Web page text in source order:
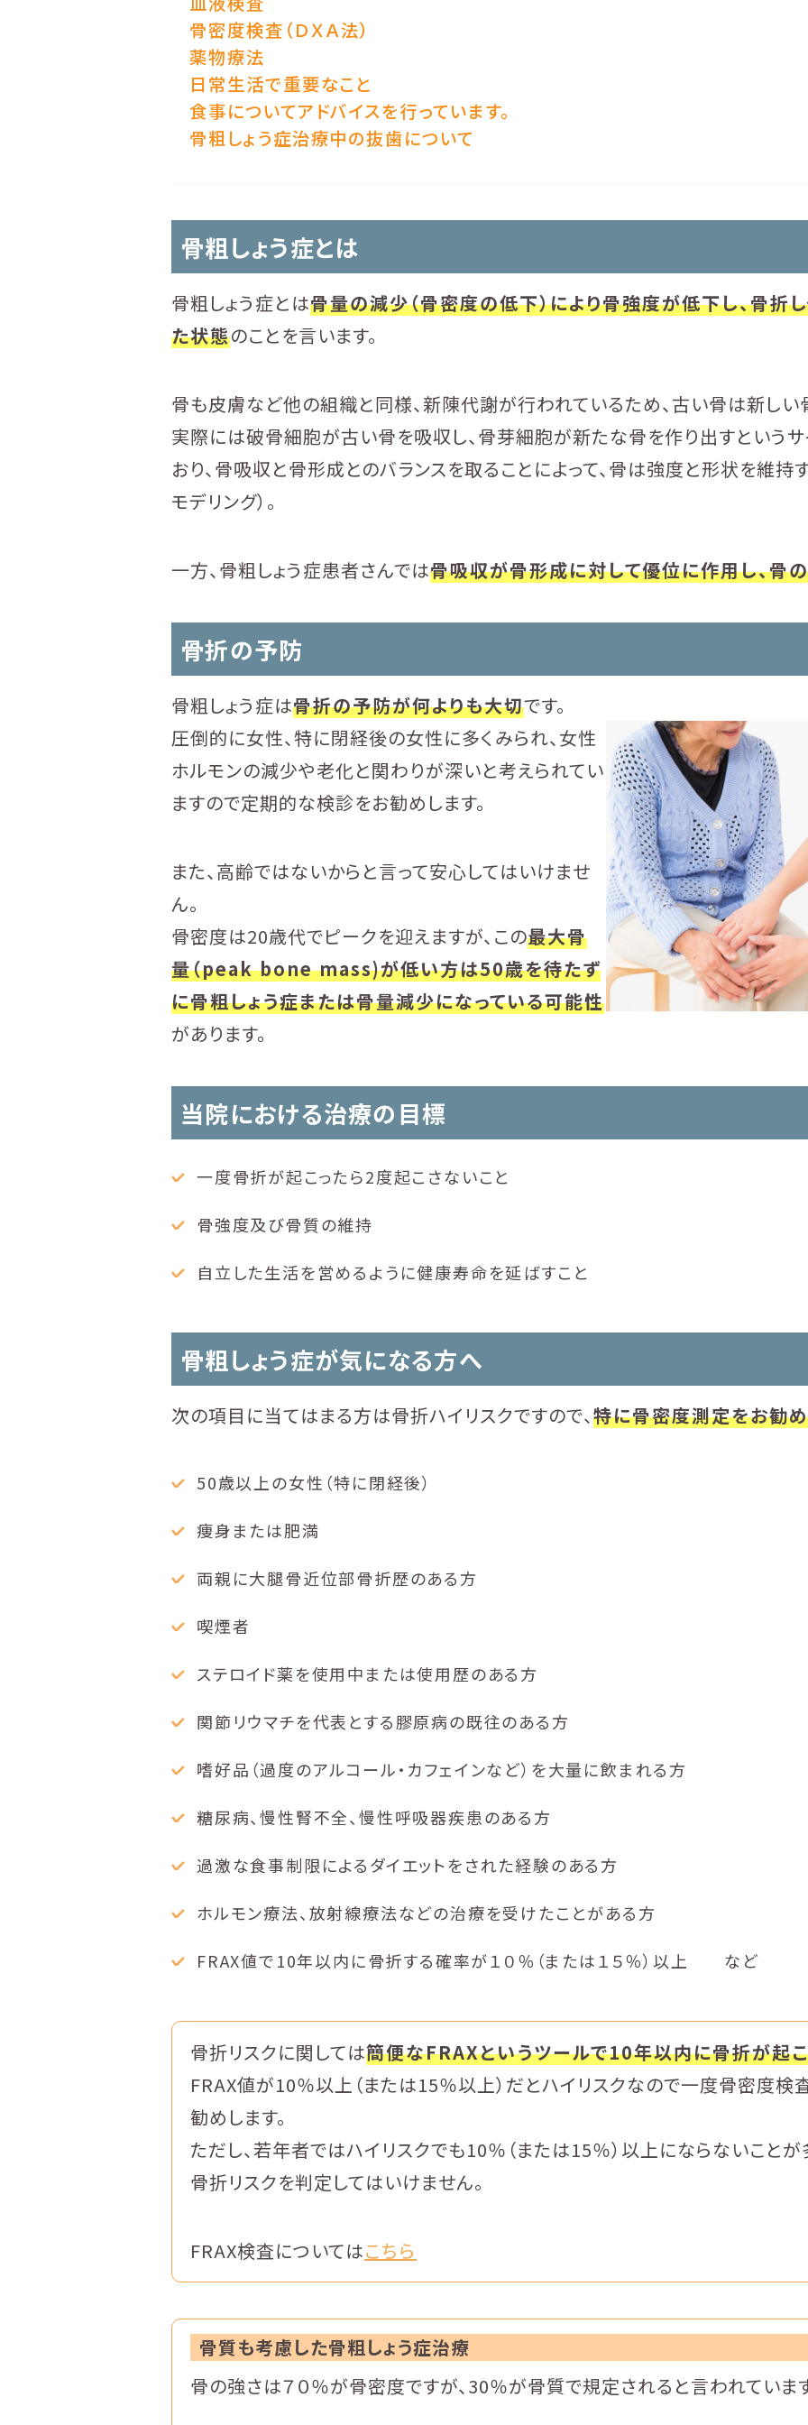
骨密度検査（ＤＸＡ法）
薬物療法
日常生活で重要なこと
食事についてアドバイスを行っています。
骨粗しょう症治療中の抜歯について
骨粗しょう症とは
骨粗しょう症とは骨量の減少（骨密度の低下）により骨強度が低下し、骨折
た状態のことを言います。
骨も皮膚など他の組織と同様、新陳代謝が行われているため、古い骨は新しい
実際には破骨細胞が古い骨を吸収し、骨芽細胞が新たな骨を作り出すという
おり、骨吸収と骨形成とのバランスを取ることによって、骨は強度と形状を維持
モデリング）。
一方、骨粗しょう症患者さんでは骨吸収が骨形成に対して優位に作用し、骨
骨折の予防
骨粗しょう症は骨折の予防が何よりも大切です。
圧倒的に女性、特に閉経後の女性に多くみられ、女性
ホルモンの減少や老化と関わりが深いと考えられてい
ますので定期的な検診をお勧めします。
また、高齢ではないからと言って安心してはいけませ
ん。
骨密度は20歳代でピークを迎えますが、この最大骨
量（peak bone mass)が低い方は50歳を待たず
に骨粗しょう症または骨量減少になっている可能性
があります。
当院における治療の目標
一度骨折が起こったら2度起こさないこと
骨強度及び骨質の維持
自立した生活を営めるように健康寿命を延ばすこと
骨粗しょう症が気になる方へ
次の項目に当てはまる方は骨折ハイリスクですので、特に骨密度測定をお勧め
50歳以上の女性（特に閉経後）
痩身または肥満
両親に大腿骨近位部骨折歴のある方
喫煙者
ステロイド薬を使用中または使用歴のある方
関節リウマチを代表とする膠原病の既往のある方
嗜好品（過度のアルコール・カフェインなど）を大量に飲まれる方
糖尿病、慢性腎不全、慢性呼吸器疾患のある方
過激な食事制限によるダイエットをされた経験のある方
ホルモン療法、放射線療法などの治療を受けたことがある方
FRAX値で10年以内に骨折する確率が１０％（または１５％）以上 など
骨折リスクに関しては簡便なFRAXというツールで10年以内に骨折が起
FRAX値が10％以上（または15％以上）だとハイリスクなので一度骨密度検
勧めします。
ただし、若年者ではハイリスクでも10％（または15％）以上にならないこと
骨折リスクを判定してはいけません。
FRAX検査についてはこちら
骨質も考慮した骨粗しょう症治療
骨の強さは７０％が骨密度ですが、30％が骨質で規定されると言われていま